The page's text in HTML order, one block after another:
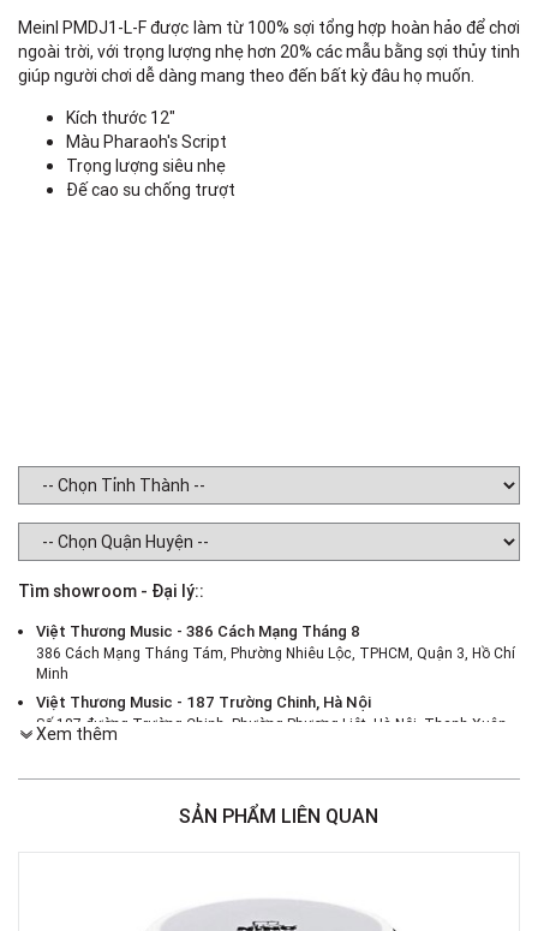
Meinl PMDJ1-L-F được làm từ 100% sợi tổng hợp hoàn hảo để chơi
ngoài trời, với trọng lượng nhẹ hơn 20% các mẫu bằng sợi thủy tinh
giúp người chơi dễ dàng mang theo đến bất kỳ đâu họ muốn.
Kích thước 12"
Màu Pharaoh's Script
Trọng lượng siêu nhẹ
Đế cao su chống trượt
Tìm showroom - Đại lý::
Việt Thương Music - 386 Cách Mạng Tháng 8
386 Cách Mạng Tháng Tám, Phường Nhiêu Lộc, TPHCM, Quận 3, Hồ Chí
Minh
Việt Thương Music - 187 Trường Chinh, Hà Nội
Số 187 đường Trường Chinh, Phường Phương Liệt, Hà Nội, Thanh Xuân ,
Hà Nội
Việt Thương Music - Crescent Mall
Việt Thương Music - 180 Võ Thị Sáu
180B Võ Thị Sáu, Phường Xuân Hòa, TPHCM, Quận 3, Hồ Chí Minh
Xem thêm
SẢN PHẨM LIÊN QUAN